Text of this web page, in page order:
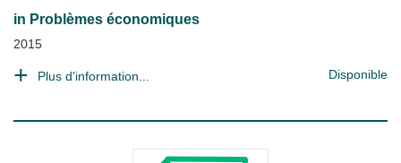
in Problèmes économiques
2015
Plus d'information... Disponible